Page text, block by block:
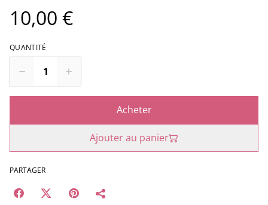
10,00 €
QUANTITÉ
Acheter
Ajouter au panier
PARTAGER